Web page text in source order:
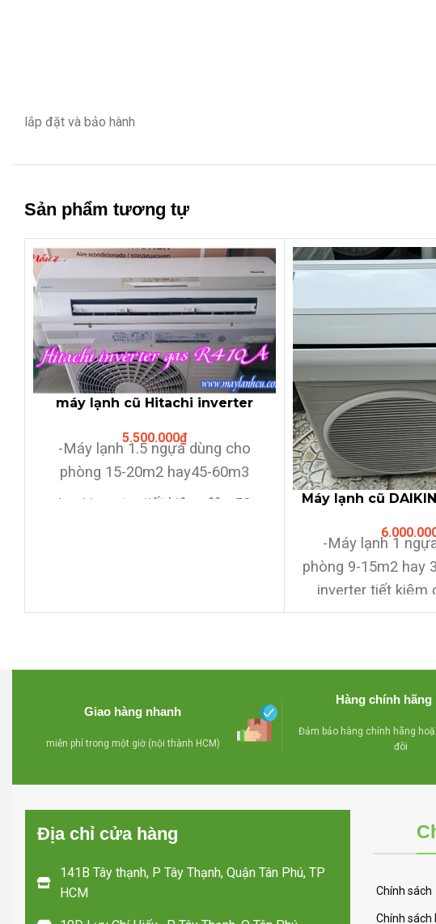
lắp đặt và bảo hành
Sản phẩm tương tự
máy lạnh cũ Hitachi inverter
5.500.000₫
-Máy lạnh 1.5 ngựa dùng cho
phòng 15-20m2 hay45-60m3
-Loại inverter tiết kiệm đện 50-
tháng nếu máy chạy không đạt
Máy lạnh cũ
-Máy lạnh 1
phòng 9-15m2 hay
inverter tiết kiệm
điện năng,sử
12 tháng bao đổi
tháng nếu máy
yêu cầu
Giao hàng nhanh
miễn phí trong một giờ (nội thành HCM)
Hàng chính hãng
Đảm bảo hàng chính hãng
đôi
Địa chỉ cửa hàng
141B Tây thạnh, P Tây Thạnh, Quận Tân Phú, TP
HCM
Chính sách
Chính sách